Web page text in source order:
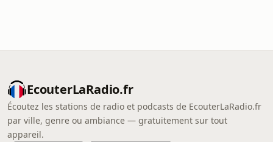
EcouterLaRadio.fr
Écoutez les stations de radio et podcasts de EcouterLaRadio.fr
par ville, genre ou ambiance — gratuitement sur tout
appareil.